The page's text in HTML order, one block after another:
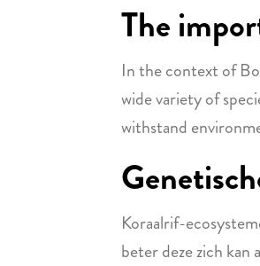
The
In the context of
wide variety of
withstand
Koraalrif-
beter deze zich kan